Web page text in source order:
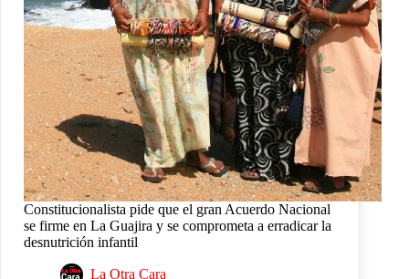
Constitucionalista pide que el gran Acuerdo Nacional
se firme en La Guajira y se comprometa a erradicar la
desnutrición infantil
La Otra Cara